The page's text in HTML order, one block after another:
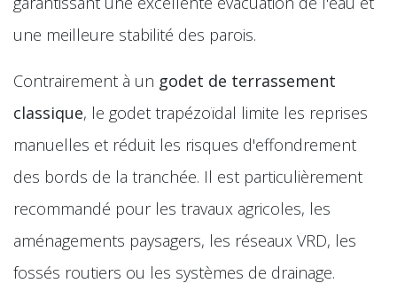
une meilleure stabilité des parois.
Contrairement à un godet de terrassement
classique, le godet trapézoïdal limite les reprises
manuelles et réduit les risques d'effondrement
des bords de la tranchée. Il est particulièrement
recommandé pour les travaux agricoles, les
aménagements paysagers, les réseaux VRD, les
fossés routiers ou les systèmes de drainage.